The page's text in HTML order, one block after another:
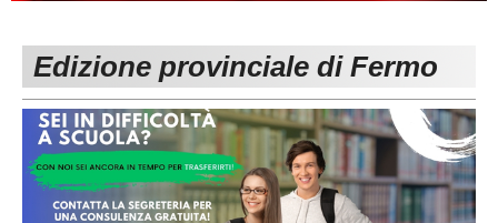
Carica la tua Rosa
1^ CATEGORIA
2^ CATEGORIA
3^ CATEGORIA
GIOVANILI
Edizione provinciale di Fermo